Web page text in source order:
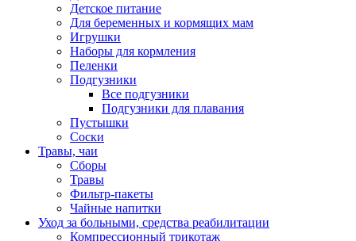
Детское питание
Для беременных и кормящих мам
Игрушки
Наборы для кормления
Пеленки
Подгузники
Все подгузники
Подгузники для плавания
Пустышки
Соски
Травы, чаи
Сборы
Травы
Фильтр-пакеты
Чайные напитки
Уход за больными, средства реабилитации
Компрессионный трикотаж